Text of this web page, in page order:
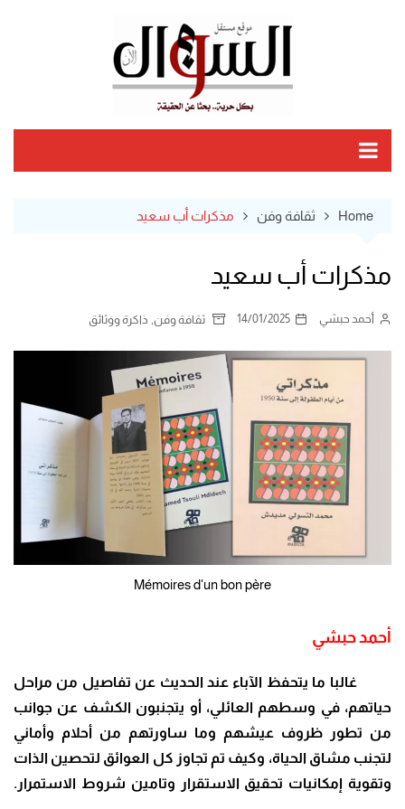
Home ثقافة وفن مذكرات أب سعيد
مذكرات أب سعيد
أحمد حبشي 14/01/2025 ثقافة وفن ذاكرة ووثائق
Mémoires d'un bon père
أحمد حبشي
غالبا ما يتحفظ الآباء عند الحديث عن تفاصيل من مراحل
حياتهم، في وسطهم العائلي، أو يتجنبون الكشف عن جوانب
من تطور ظروف عيشهم وما ساورتهم من أحلام وأماني
لتجنب مشاق الحياة، وكيف تم تجاوز كل العوائق لتحصين الذات
وتقوية إمكانيات تحقيق الاستقرار وتامين شروط الاستمرار.